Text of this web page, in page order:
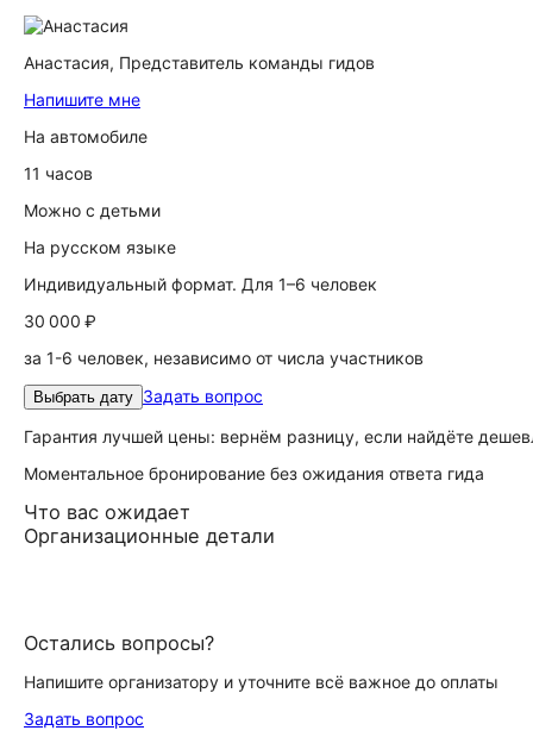
Анастасия, Представитель команды гидов
Напишите мне
На автомобиле
11 часов
Можно с детьми
На русском языке
Индивидуальный формат. Для 1–6 человек
30 000 ₽
за 1-6 человек, независимо от числа участников
Выбрать дату Задать вопрос
Гарантия лучшей цены: вернём разницу, если найдёте
Моментальное бронирование без ожидания ответа гида
Что вас ожидает
Организационные детали
Остались вопросы?
Напишите организатору и уточните всё важное до оплаты
Задать вопрос